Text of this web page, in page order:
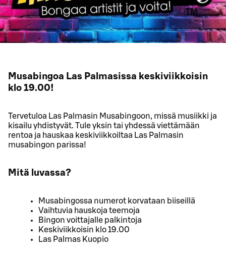
Musabingoa Las Palmasissa keskiviikkoisin
klo 19.00!
Tervetuloa Las Palmasin Musabingoon, missä musiikki ja
kisailu yhdistyvät. Tule yksin tai yhdessä viettämään
rentoa ja hauskaa keskiviikkoiltaa Las Palmasin
musabingon parissa!
Mitä luvassa?
Musabingossa numerot korvataan biiseillä
Vaihtuvia hauskoja teemoja
Bingon voittajalle palkintoja
Keskiviikkoisin klo 19.00
Las Palmas Kuopio